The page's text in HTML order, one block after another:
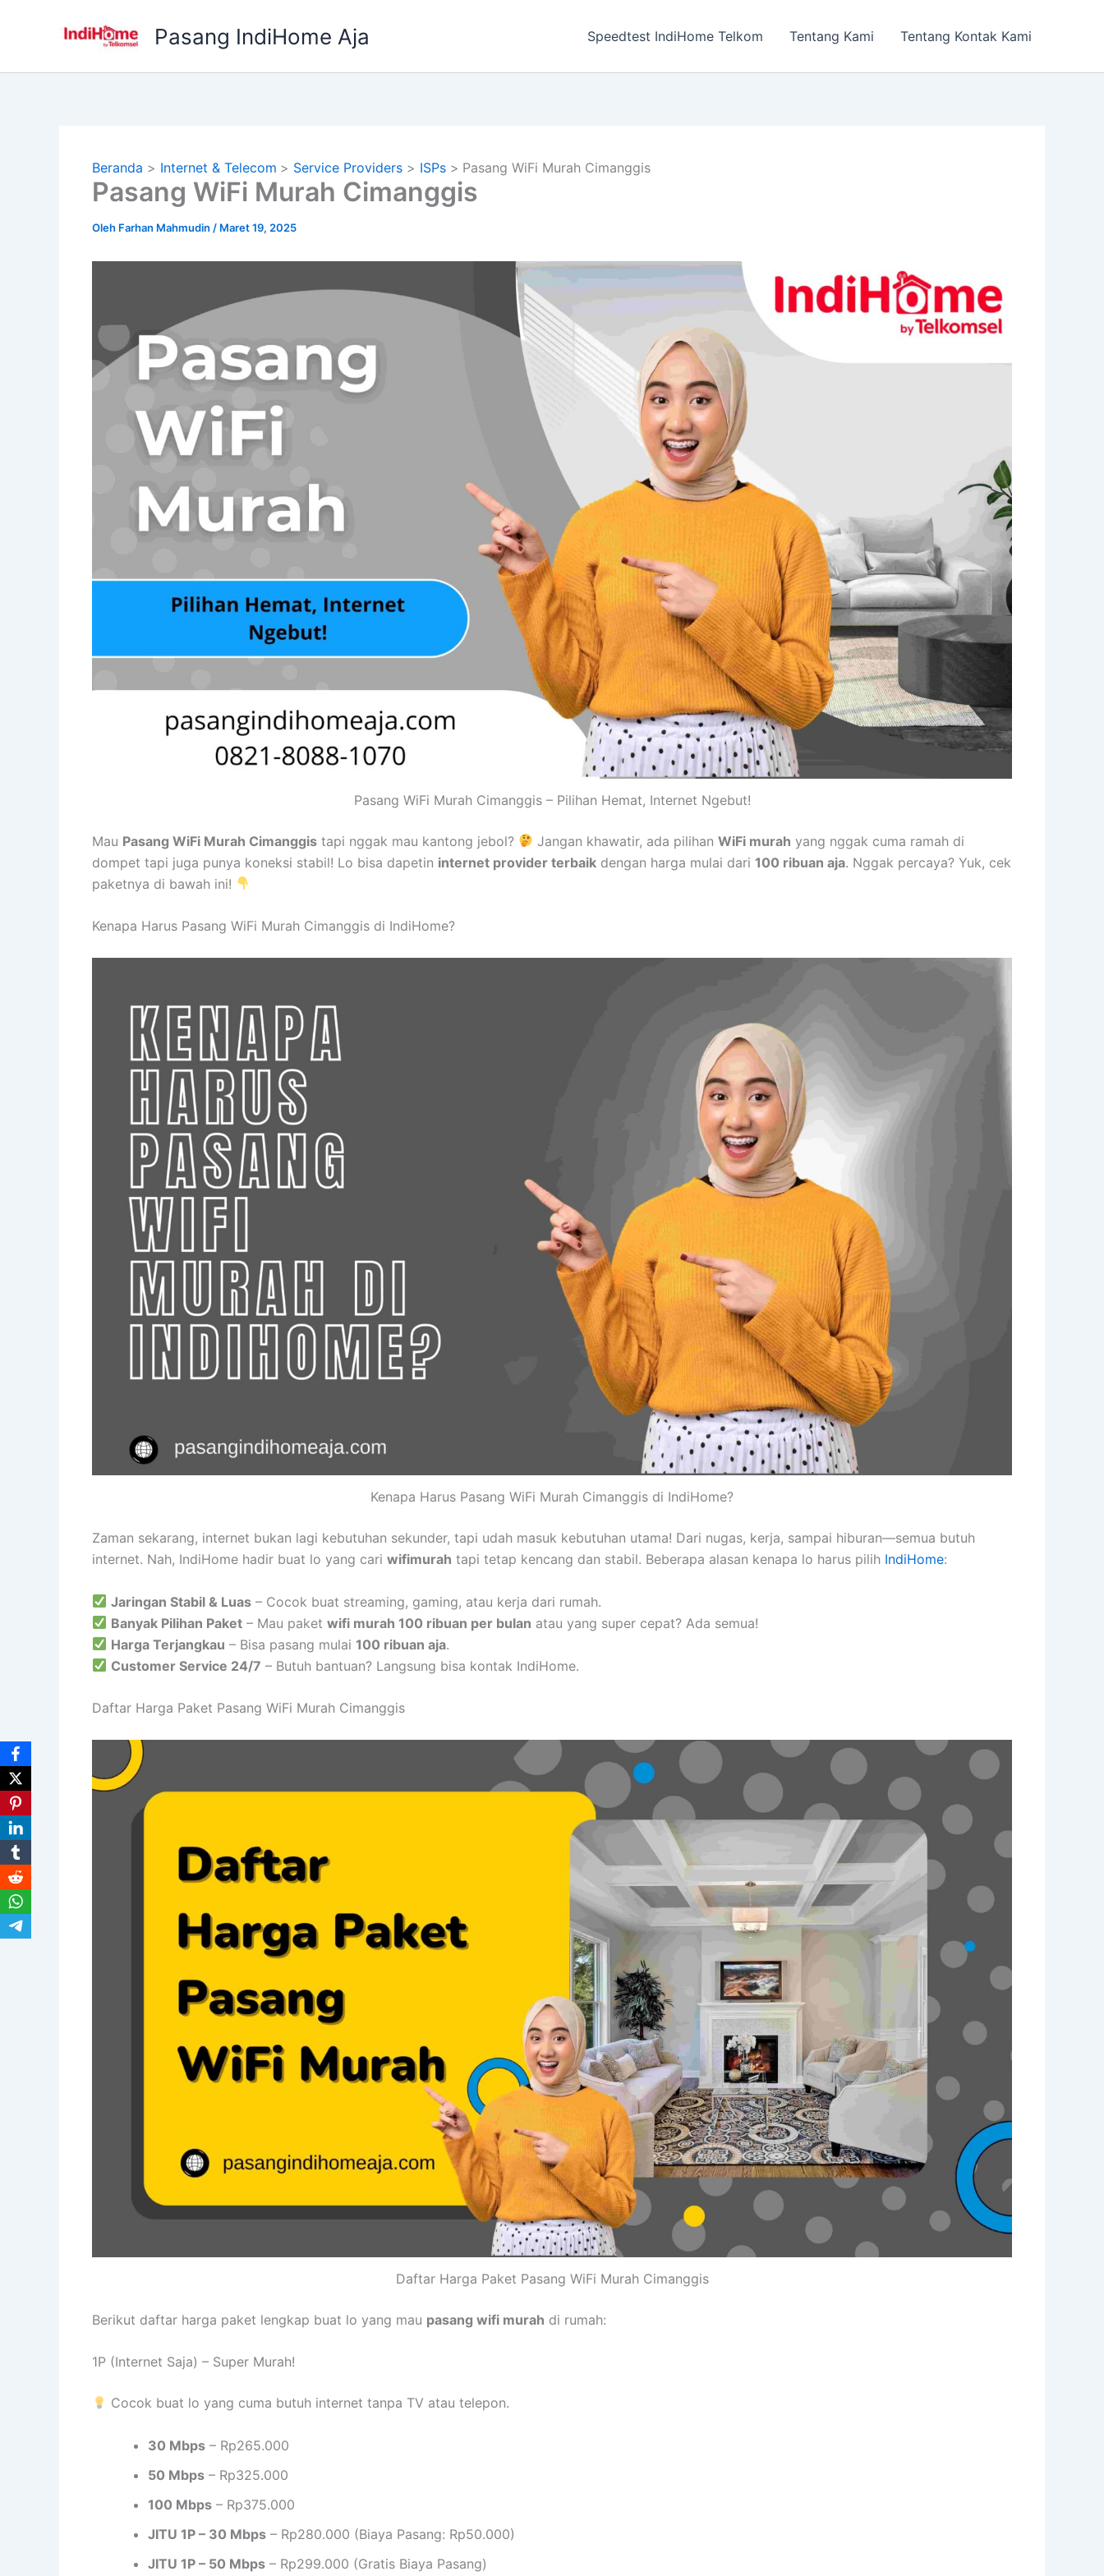
Pasang IndiHome Aja Speedtest IndiHome Telkom Tentang Kami Tentang Kontak Kami
Beranda Internet & Telecom Service Providers ISPs Pasang WiFi Murah Cimanggis
Pasang WiFi Murah Cimanggis
Oleh Farhan Mahmudin / Maret 19, 2025
Pasang WiFi Murah Cimanggis – Pilihan Hemat, Internet Ngebut!
Mau Pasang WiFi Murah Cimanggis tapi nggak mau kantong jebol? Jangan khawatir, ada pilihanWiFi murah yang nggak cuma ramah di
dompet tapi juga punya koneksi stabil! Lo bisa dapetin internet provider terbaik dengan harga mulai dari 100 ribuan aja. Nggak percaya? Yuk, cek
paketnya di bawah ini!
Kenapa Harus Pasang WiFi Murah Cimanggis di IndiHome?
Kenapa Harus Pasang WiFi Murah Cimanggis di IndiHome?
Zaman sekarang, internet bukan lagi kebutuhan sekunder, tapi udah masuk kebutuhan utama! Dari nugas, kerja, sampai hiburan—semua butuh
internet. Nah, IndiHome hadir buat lo yang cari wifimurah tapi tetap kencang dan stabil. Beberapa alasan kenapa lo harus pilih IndiHome:
Jaringan Stabil & Luas – Cocok buat streaming, gaming, atau kerja dari rumah.
Banyak Pilihan Paket – Mau paketwifi murah 100 ribuan per bulan atau yang super cepat? Ada semua!
Harga Terjangkau – Bisa pasang mulai100 ribuan aja.
Customer Service 24/7 – Butuh bantuan? Langsung bisa kontak IndiHome.
Daftar Harga Paket Pasang WiFi Murah Cimanggis
Daftar Harga Paket Pasang WiFi Murah Cimanggis
Berikut daftar harga paket lengkap buat lo yang mau pasang wifi murah di rumah:
1P (Internet Saja) – Super Murah!
Cocok buat lo yang cuma butuh internet tanpa TV atau telepon.
30 Mbps – Rp265.000
50 Mbps – Rp325.000
100 Mbps – Rp375.000
JITU 1P – 30 Mbps – Rp280.000 (Biaya Pasang: Rp50.000)
JITU 1P – 50 Mbps – Rp299.000 (Gratis Biaya Pasang)